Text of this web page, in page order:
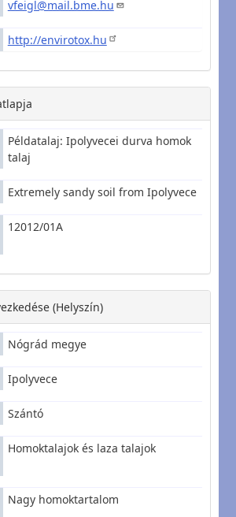
vfeigl@mail.bme.hu
http://envirotox.hu
Példatalaj: Ipolyvecei durva homok
talaj
Extremely sandy soil from Ipolyvece
12012/01A
(Helyszín)
Nógrád megye
Ipolyvece
Szántó
Homoktalajok és laza talajok
Nagy homoktartalom